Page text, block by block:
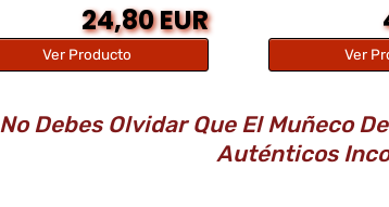
24,80 EUR
Ver Producto Ver
No Debes Olvidar Que El Muñeco
Auténticos